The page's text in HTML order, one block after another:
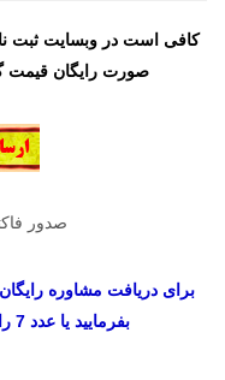
کافی است در وبسایت ثبت
صورت رایگان قیمت
صدور
برای دریافت مشاوره
بفرمایید یا عدد 7 را به